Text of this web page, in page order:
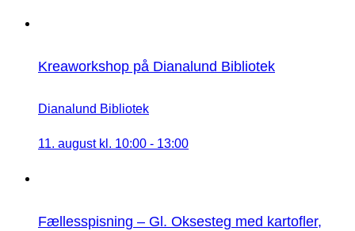
Kreaworkshop på Dianalund Bibliotek
Dianalund Bibliotek
11. august kl. 10:00 - 13:00
Fællesspisning – Gl. Oksesteg med kartofler,